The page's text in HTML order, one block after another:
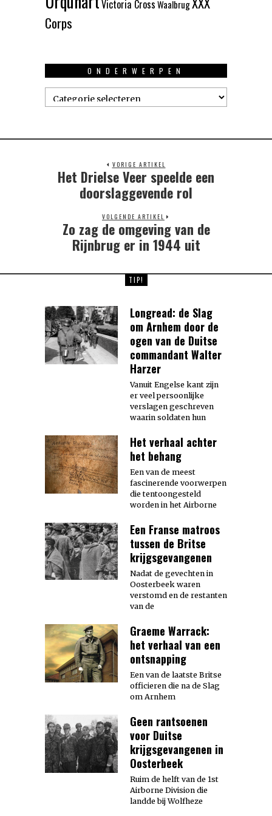
Victoria CrossWaalbrug
Corps
ONDERWERPEN
Onderwerpen
VORIGE ARTIKEL
Previous
Het Drielse Veer speelde een
doorslaggevende rol
VOLGENDE ARTIKEL
Next
post:
Zo zag de omgeving van de
Rijnbrug er in 1944 uit
TIP!
Longread: de Slag
om Arnhem door de
ogen van de Duitse
commandant Walter
Harzer
Vanuit Engelse kant zijn
er veel persoonlijke
verslagen geschreven
waarin soldaten hun
Het verhaal achter
het behang
Een van de meest
fascinerende voorwerpen
die tentoongesteld
worden in het Airborne
Een Franse matroos
tussen de Britse
krijgsgevangenen
Nadat de gevechten in
Oosterbeek waren
verstomd en de restanten
van de
Graeme Warrack:
het verhaal van een
ontsnapping
Een van de laatste Britse
officieren die na de Slag
om Arnhem
Geen rantsoenen
voor Duitse
krijgsgevangenen in
Oosterbeek
Ruim de helft van de 1st
Airborne Division die
landde bij Wolfheze